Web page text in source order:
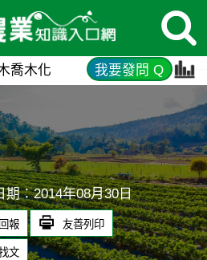
農業知識入口網
喬木化 我要發問 Q
期：2014年08月30日
報 友善列印
文